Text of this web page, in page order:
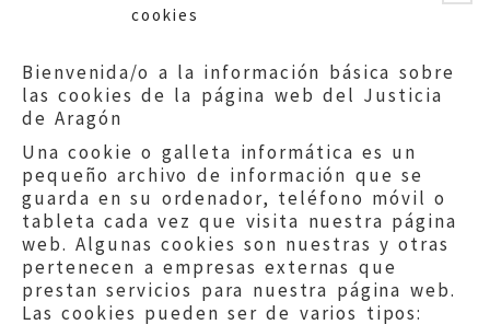
cookies
Bienvenida/o a la información básica sobre
las cookies de la página web del Justicia
de Aragón
Una cookie o galleta informática es un
pequeño archivo de información que se
guarda en su ordenador, teléfono móvil o
tableta cada vez que visita nuestra página
web. Algunas cookies son nuestras y otras
pertenecen a empresas externas que
prestan servicios para nuestra página web.
Las cookies pueden ser de varios tipos: